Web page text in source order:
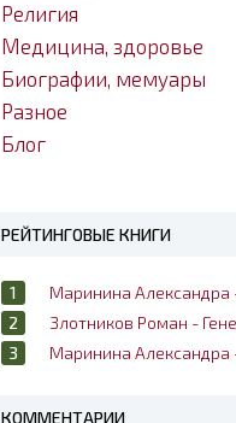
Религия
Медицина, здоровье
Биографии, мемуары
Разное
Блог
РЕЙТИНГОВЫЕ КНИГИ
Маринина Александра -
Злотников Роман -
Маринина Александра -
КОММЕНТАРИИ